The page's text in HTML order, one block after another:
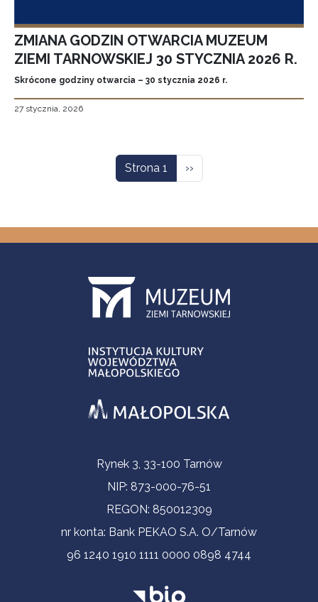
ZMIANA GODZIN OTWARCIA MUZEUM
ZIEMI TARNOWSKIEJ 30 STYCZNIA 2026 R.
Skrócone godziny otwarcia – 30 stycznia 2026 r.
27 stycznia, 2026
Strona 1 Następna strona
››
Informacje kontaktoweRynek 3, 33-100 Tarnów
NIP: 873-000-76-51
REGON: 850012309
nr konta: Bank PEKAO S.A. O/Tarnów
96 1240 1910 1111 0000 0898 4744